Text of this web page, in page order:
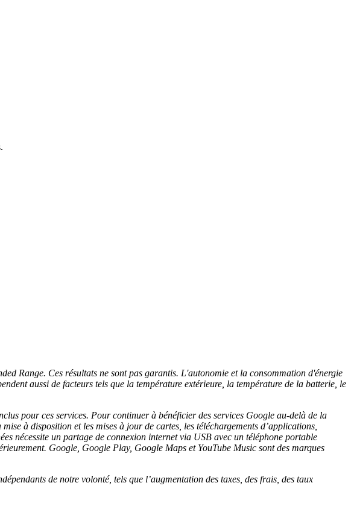
Range. Ces résultats ne sont pas garantis. L'autonomie et la consommation d'énergie
aussi de facteurs tels que la température extérieure, la température de la batterie, le
pour ces services. Pour continuer à bénéficier des services Google au-delà de la
à disposition et les mises à jour de cartes, les téléchargements d’applications,
nécessite un partage de connexion internet via USB avec un téléphone portable
Google, Google Play, Google Maps et YouTube Music sont des marques
de notre volonté, tels que l’augmentation des taxes, des frais, des taux